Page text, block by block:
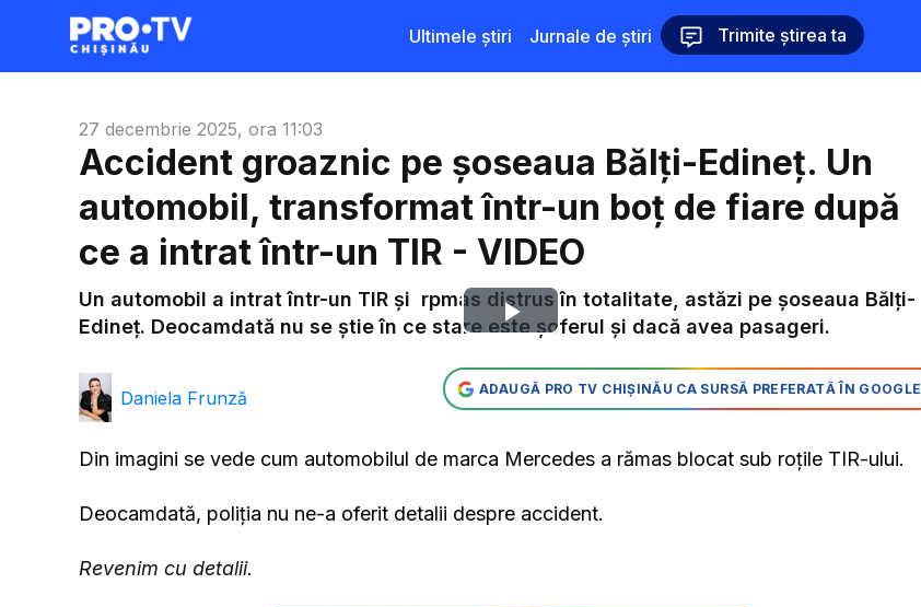
Ultimele știri Jurnale de știri Trimite știrea ta
27 decembrie 2025, ora 11:03
Accident groaznic pe șoseaua Bălți-Edineț. Un
automobil, transformat într-un boț de fiare după
ce a intrat într-un TIR - VIDEO
Play
Video
Un automobil a intrat într-un TIR și rpmas distrus în totalitate, astăzi pe șoseaua Bălți-
Edineț. Deocamdată nu se știe în ce stare este șoferul și dacă avea pasageri.
Daniela Frunză ADAUGĂ PRO TV CHIȘINĂU CA SURSĂ PREFERATĂ ÎN GOOGLE
Din imagini se vede cum automobilul de marca Mercedes a rămas blocat sub roțile TIR-ului.
Deocamdată, poliția nu ne-a oferit detalii despre accident.
Revenim cu detalii.